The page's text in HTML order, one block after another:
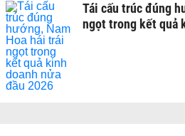
Tái cấu trúc đúng
ngọt trong kết quả